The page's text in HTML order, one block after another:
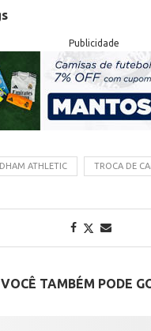
Publicidade
ATHLETIC TROCA DE
VOCÊ TAMBÉM PODE